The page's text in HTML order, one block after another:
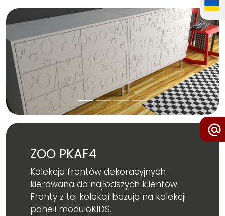
ZOO PKAF4
Kolekcja frontów dekoracyjnych
kierowana do najłodszych klientów.
Fronty z tej kolekcji bazują na kolekcji
paneli moduloKIDS.